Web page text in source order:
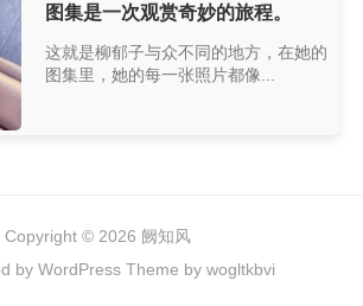
图集是一次观赏奇妙的旅程。
这就是柳郁子与众不同的地方，在她的
图集里，她的每一张照片都像...
Copyright © 2026 阙知风
by WordPress Theme by wogltkbvi